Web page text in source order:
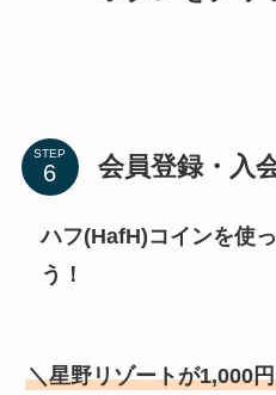
STEP 会員登録・入
ハフ(HafH)コインを使
う！
＼星野リゾートが1,000